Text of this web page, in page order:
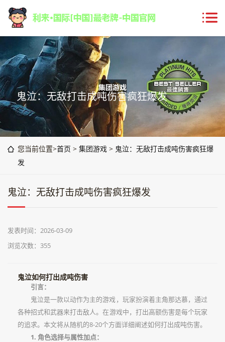
鬼泣：无敌打击成吨伤害疯狂爆发
您当前位置>首页 > 集团游戏 > 鬼泣：无敌打击成吨伤害疯狂爆
发
鬼泣：无敌打击成吨伤害疯狂爆发
发表时间：2026-03-09
浏览次数：355
鬼泣如何打出成吨伤害
引言：
鬼泣是一款以动作为主的游戏，玩家扮演着主角那达慕，通过
各种招式和武器来打击敌人。在游戏中，打出高额伤害是每个玩家
的追求。本文将从随机的8-20个方面详细阐述如何打出成吨伤害。
1. 角色选择与属性加点：